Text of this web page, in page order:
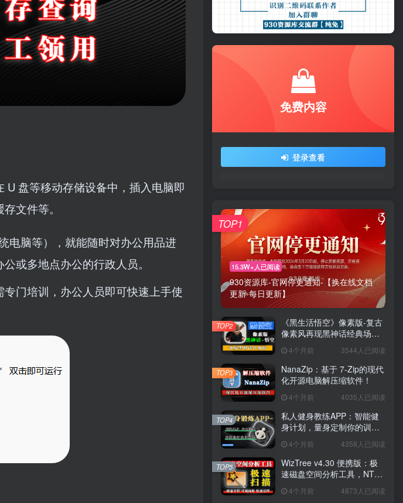
盘等移动存储设备中，插入电脑即
文件等。
电脑等），就能随时对办公用品进
或多地点办公的行政人员。
门培训，办公人员即可快速上手使
免费内容
登录查看
15.3W+人已阅读
930资源库-官网停更通知-【换在线文档
更新-每日更新】
TOP1
《黑生活悟空》像素版-复古
像素风再现黑神话经典场景
4个月前 3544人已阅读
TOP2
NanaZip：基于 7-Zip的现代
化开源电脑解压缩软件！
4个月前 4035人已阅读
TOP3
私人健身教练APP：智能健
身计划，量身定制你的训练
4个月前 4358人已阅读
TOP4
WizTree v4.30 便携版：极
速磁盘空间分析工具，NTFS
4个月前 4873人已阅读
TOP5